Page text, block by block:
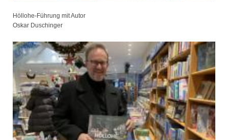
Höllohe-Führung mit Autor
Oskar Duschinger